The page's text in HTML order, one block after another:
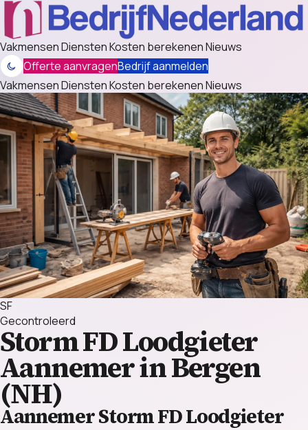
VakmensenDienstenKosten berekenenNieuws
Offerte aanvragenBedrijf aanmelden
VakmensenDienstenKosten berekenenNieuws
SF
Gecontroleerd
Storm FD Loodgieter
Aannemer in Bergen
(NH)
Aannemer Storm FD Loodgieter